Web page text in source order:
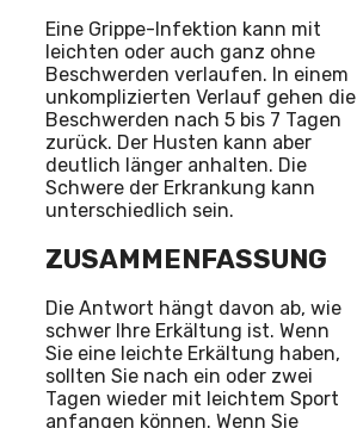
Eine Grippe-Infektion kann mit
leichten oder auch ganz ohne
Beschwerden verlaufen. In einem
unkomplizierten Verlauf gehen die
Beschwerden nach 5 bis 7 Tagen
zurück. Der Husten kann aber
deutlich länger anhalten. Die
Schwere der Erkrankung kann
unterschiedlich sein.
ZUSAMMENFASSUNG
Die Antwort hängt davon ab, wie
schwer Ihre Erkältung ist. Wenn
Sie eine leichte Erkältung haben,
sollten Sie nach ein oder zwei
Tagen wieder mit leichtem Sport
anfangen können. Wenn Sie